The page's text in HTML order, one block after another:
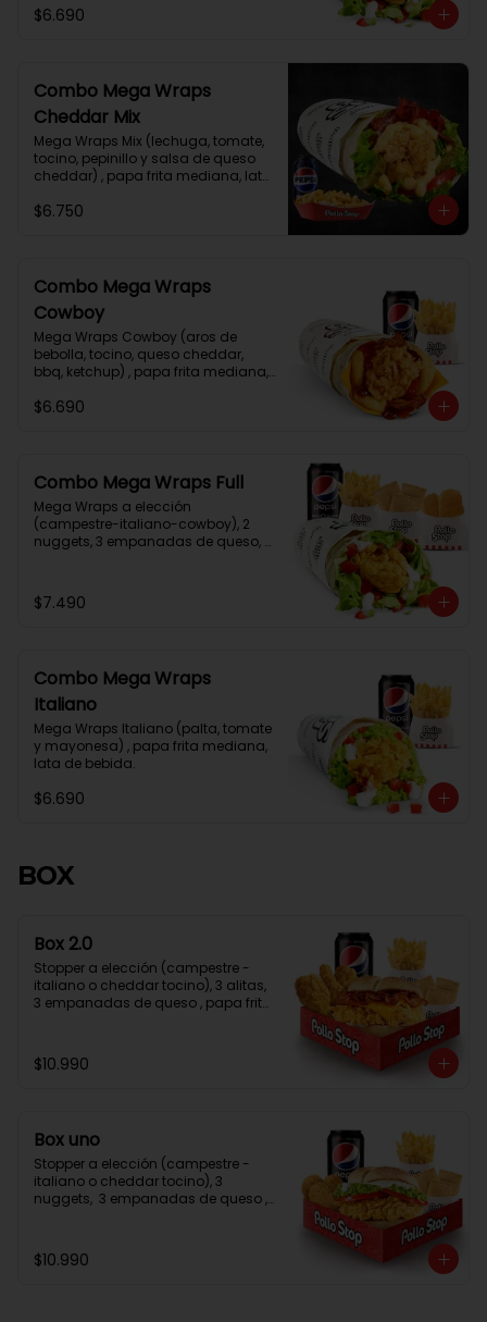
$6.690
Combo Mega Wraps
Cheddar Mix
Mega Wraps Mix (lechuga, tomate,
tocino, pepinillo y salsa de queso
cheddar) , papa frita mediana, lata
$6.750
Combo Mega Wraps
Cowboy
Mega Wraps Cowboy (aros de
bebolla, tocino, queso cheddar,
bbq, ketchup) , papa frita mediana,
$6.690
Combo Mega Wraps Full
Mega Wraps a elección
(campestre-italiano-cowboy), 2
nuggets, 3 empanadas de queso,
$7.490
Combo Mega Wraps
Italiano
Mega Wraps Italiano (palta, tomate
y mayonesa) , papa frita mediana,
lata de bebida.
$6.690
BOX
Box 2.0
Stopper a elección (campestre -
italiano o cheddar tocino), 3 alitas,
3 empanadas de queso , papa frita
$10.990
Box uno
Stopper a elección (campestre -
italiano o cheddar tocino), 3
nuggets,  3 empanadas de queso ,
$10.990